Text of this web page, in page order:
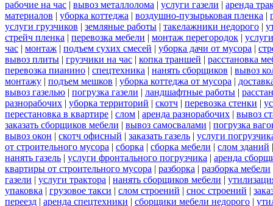
рабочие на час | вывоз металлолома | услуги газели | аренда
материалов | уборка коттеджа | воздушно-пузырьковая пленка |
услуги грузчиков | земляные работы | такелажники недорого |
стрейч пленка | перевозка мебели | монтаж перегородок |
час | монтаж | подъем сухих смесей | уборка дачи от мусора |
вывоз плиты | грузчики на час | копка траншей | расстановка
перевозка пианино | спецтехника | нанять сборщиков | вывоз
монтажу | подъем мешков | уборка коттеджа от мусора |
вывоз газелью | погрузка газели | ландшафтные работы |
разнорабочих | уборка территорий | скотч | перевозка стенки |
перестановка в квартире | слом | аренда разнорабочих | вывоз
заказать сборщиков мебели | вывоз самосвалами | погрузка
вывоз окон | скотч офисный | заказать газель | услуги
от строительного мусора | сборка | сборка мебели | слом зданий
нанять газель | услуги фронтального погрузчика | аренда
квартиры от строительного мусора | разборка | разборка мебели
газели | услуги трактора | нанять сборщиков мебели |
упаковка | грузовое такси | слом строений | снос строений |
переезд | аренда спецтехники | сборщики мебели недорого |